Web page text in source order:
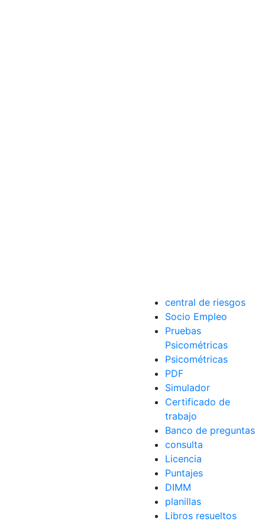
central de riesgos
Socio Empleo
Pruebas
Psicométricas
Psicométricas
PDF
Simulador
Certificado de
trabajo
Banco de preguntas
consulta
Licencia
Puntajes
DIMM
planillas
Libros resueltos